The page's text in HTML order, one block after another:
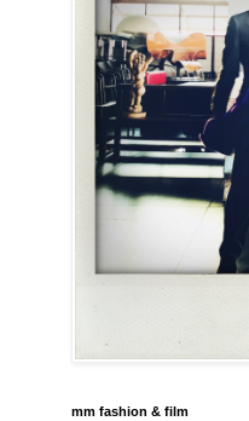
mm fashion & film